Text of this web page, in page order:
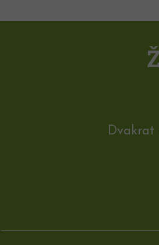
Dvakrat